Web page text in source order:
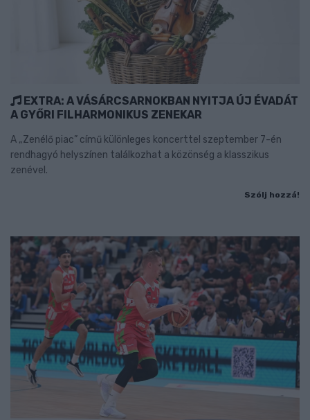
EXTRA: A VÁSÁRCSARNOKBAN NYITJA ÚJ ÉVADÁT
A GYŐRI FILHARMONIKUS ZENEKAR
A „Zenélő piac” című különleges koncerttel szeptember 7-én
rendhagyó helyszínen találkozhat a közönség a klasszikus
zenével.
Szólj hozzá!